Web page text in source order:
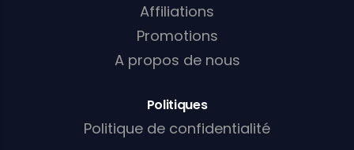
Affiliations
Promotions
A propos de nous
Politiques
Politique de confidentialité